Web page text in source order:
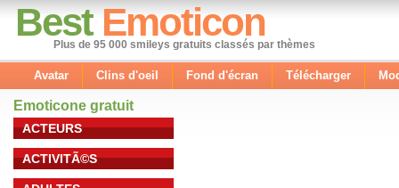
Best Emoticon
Plus de 95 000 smileys gratuits classés par thèmes
Avatar Clins d'oeil Fond d'écran Télécharger
Emoticone gratuit
ACTEURS
ACTIVITÃ©S